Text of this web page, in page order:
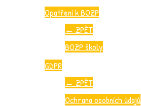
Opatření k BOZP
← ZPĚT
BOZP školy
GDPR
← ZPĚT
Ochrana osobních údajů